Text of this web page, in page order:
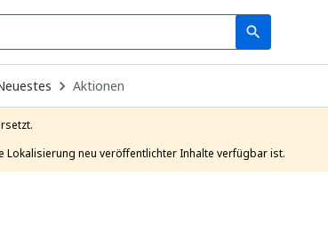
search
Search
Aktionen
Lokalisierung neu veröffentlichter Inhalte verfügbar ist.